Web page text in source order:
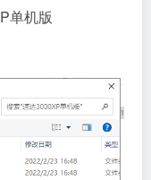
单机版